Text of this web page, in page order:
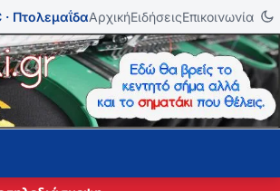
· ΠτολεμαΐδαΑρχικήΕιδήσειςΕπικοινωνία